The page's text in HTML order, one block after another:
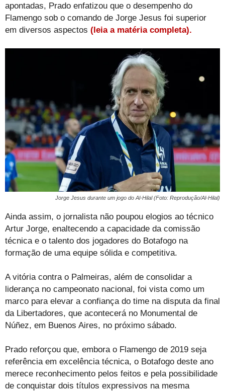
apontadas, Prado enfatizou que o desempenho do
Flamengo sob o comando de Jorge Jesus foi superior
em diversos aspectos (leia a matéria completa).
Jorge Jesus durante um jogo do Al-Hilal (Foto: Reprodução/Al-Hilal)
Ainda assim, o jornalista não poupou elogios ao técnico
Artur Jorge, enaltecendo a capacidade da comissão
técnica e o talento dos jogadores do Botafogo na
formação de uma equipe sólida e competitiva.
A vitória contra o Palmeiras, além de consolidar a
liderança no campeonato nacional, foi vista como um
marco para elevar a confiança do time na disputa da final
da Libertadores, que acontecerá no Monumental de
Núñez, em Buenos Aires, no próximo sábado.
Prado reforçou que, embora o Flamengo de 2019 seja
referência em excelência técnica, o Botafogo deste ano
merece reconhecimento pelos feitos e pela possibilidade
de conquistar dois títulos expressivos na mesma